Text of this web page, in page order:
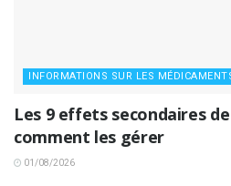
INFORMATIONS SUR LES
Les 9 effets secondaires
comment les gérer
01/08/2026